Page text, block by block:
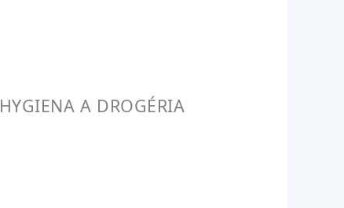
HYGIENA A DROGÉRIA